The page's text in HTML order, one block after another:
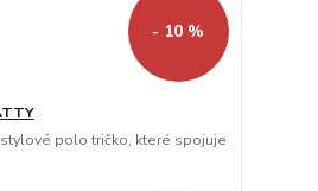
- 10 %
polo tričko, které spojuje